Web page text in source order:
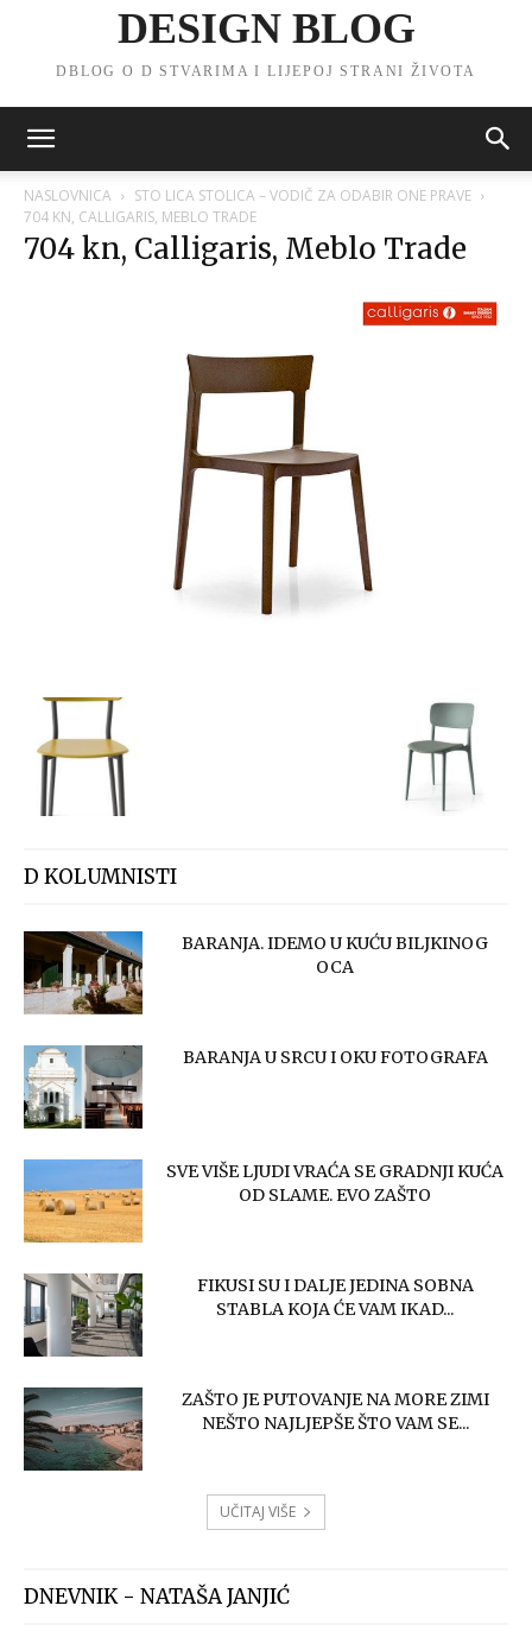
DESIGN BLOG
DBLOG O D STVARIMA I LIJEPOJ STRANI ŽIVOTA
NASLOVNICA
STO LICA STOLICA – VODIČ ZA ODABIR ONE PRAVE
704 KN, CALLIGARIS, MEBLO TRADE
704 kn, Calligaris, Meblo Trade
D KOLUMNISTI
BARANJA. IDEMO U KUĆU BILJKINOG
OCA
BARANJA U SRCU I OKU FOTOGRAFA
SVE VIŠE LJUDI VRAĆA SE GRADNJI KUĆA
OD SLAME. EVO ZAŠTO
FIKUSI SU I DALJE JEDINA SOBNA
STABLA KOJA ĆE VAM IKAD...
ZAŠTO JE PUTOVANJE NA MORE ZIMI
NEŠTO NAJLJEPŠE ŠTO VAM SE...
UČITAJ VIŠE
DNEVNIK - NATAŠA JANJIĆ